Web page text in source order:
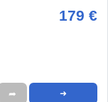
179 €
➦ ➜